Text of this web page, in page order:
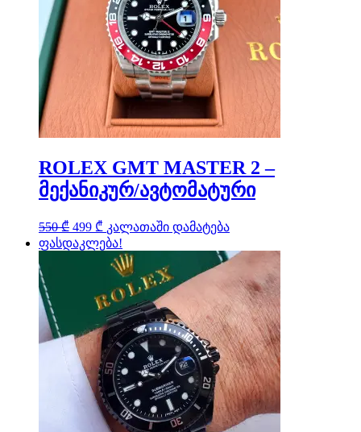
ROLEX GMT MASTER 2 –
მექანიკურ/ავტომატური
550₾ Original
price
was:
499 ₾ Current
price
is:
499 ₾.
კალათაში დამატება
ფასდაკლება!